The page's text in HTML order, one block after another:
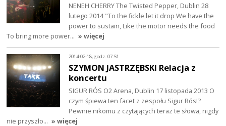
NENEH CHERRY The Twisted Pepper, Dublin 28
lutego 2014 "To the fickle let it drop We have the
power to sustain, Like the motor needs the food
To bring more power… » więcej
2014-02-18, godz. 07:51
SZYMON JASTRZĘBSKI Relacja z
koncertu
SIGUR RÓS O2 Arena, Dublin 17 listopada 2013 O
czym śpiewa ten facet z zespołu Sigur Rós!?
Pewnie nikomu z czytających teraz te słowa, nigdy
nie przyszło… » więcej